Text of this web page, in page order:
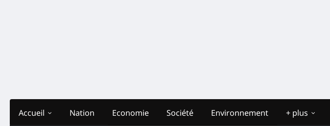
Accueil Nation Economie Société Environnement + plus